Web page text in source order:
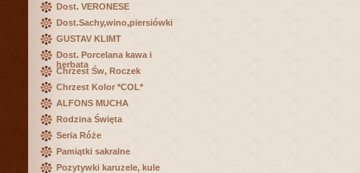
Dost. VERONESE
Dost.Sachy,wino,piersiówki
GUSTAV KLIMT
Dost. Porcelana kawa i
herbata
Chrzest Św, Roczek
Chrzest Kolor *COL*
ALFONS MUCHA
Rodzina Święta
Seria Róże
Pamiątki sakralne
Pozytywki karuzele, kule